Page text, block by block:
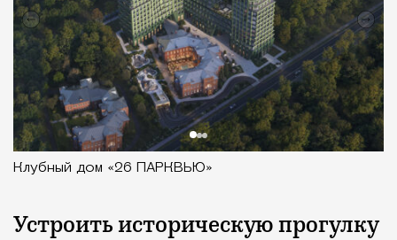
Клубный дом «26 ПАРКВЬЮ»
Устроить историческую прогулку